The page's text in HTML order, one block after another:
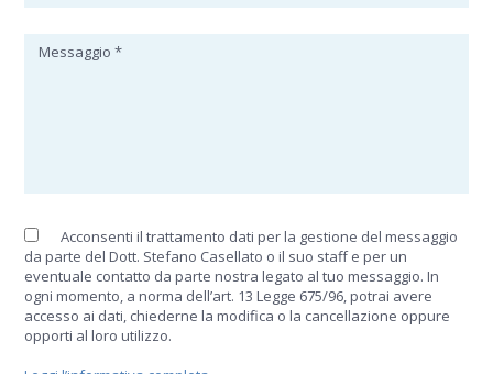
Acconsenti il trattamento dati per la gestione del messaggio
da parte del Dott. Stefano Casellato o il suo staff e per un
eventuale contatto da parte nostra legato al tuo messaggio. In
ogni momento, a norma dell’art. 13 Legge 675/96, potrai avere
accesso ai dati, chiederne la modifica o la cancellazione oppure
opporti al loro utilizzo.